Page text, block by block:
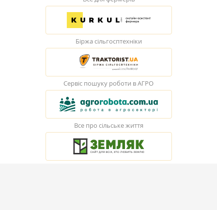
Біржа сільгосптехніки
Сервіс пошуку роботи в АГРО
Все про сільське життя